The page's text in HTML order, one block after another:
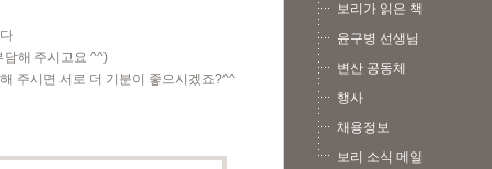
담해 주시고요 ^^)
주시면 서로 더 기분이 좋으시겠죠?^^
보리가 읽은 책
윤구병 선생님
변산 공동체
행사
채용정보
보리 소식 메일